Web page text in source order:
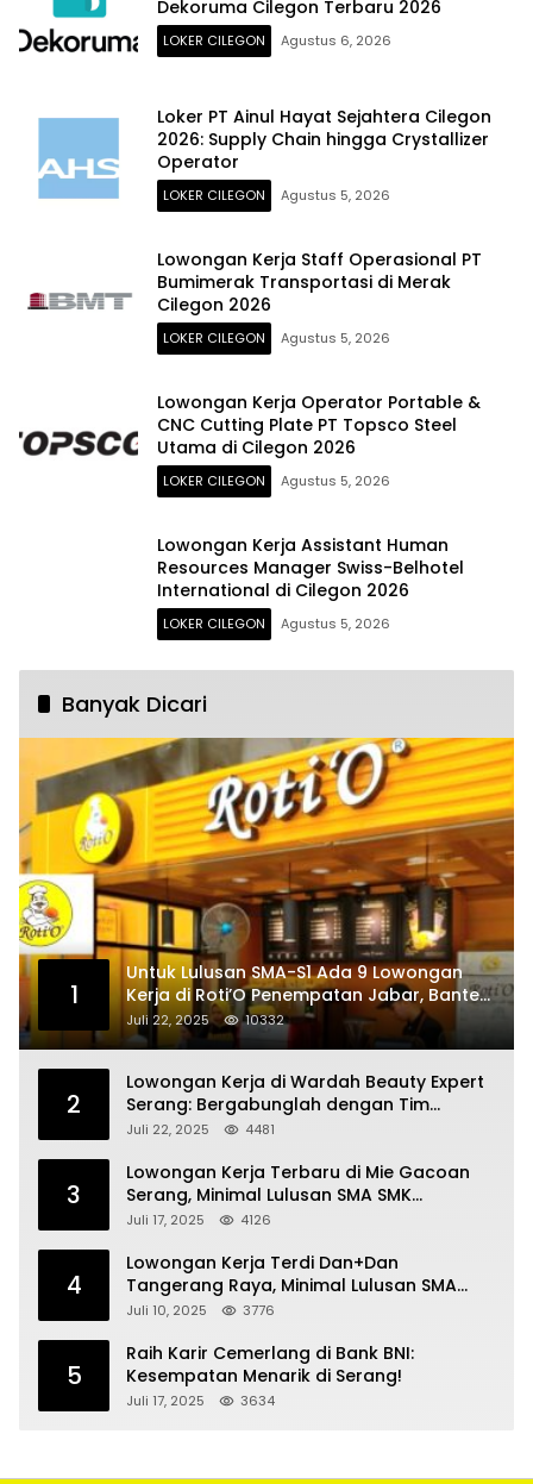
Dekoruma Cilegon Terbaru 2026
LOKER CILEGON Agustus 6, 2026
Loker PT Ainul Hayat Sejahtera Cilegon
2026: Supply Chain hingga Crystallizer
Operator
LOKER CILEGON Agustus 5, 2026
Lowongan Kerja Staff Operasional PT
Bumimerak Transportasi di Merak
Cilegon 2026
LOKER CILEGON Agustus 5, 2026
Lowongan Kerja Operator Portable &
CNC Cutting Plate PT Topsco Steel
Utama di Cilegon 2026
LOKER CILEGON Agustus 5, 2026
Lowongan Kerja Assistant Human
Resources Manager Swiss-Belhotel
International di Cilegon 2026
LOKER CILEGON Agustus 5, 2026
Banyak Dicari
1
Untuk Lulusan SMA-S1 Ada 9 Lowongan
Kerja di Roti’O Penempatan Jabar, Banten
dan Jakarta
Juli 22, 2025 10332
2
Lowongan Kerja di Wardah Beauty Expert
Serang: Bergabunglah dengan Tim
Kecantikan
Juli 22, 2025 4481
3
Lowongan Kerja Terbaru di Mie Gacoan
Serang, Minimal Lulusan SMA SMK
Sederajat
Juli 17, 2025 4126
4
Lowongan Kerja Terdi Dan+Dan
Tangerang Raya, Minimal Lulusan SMA
SMK
Juli 10, 2025 3776
5
Raih Karir Cemerlang di Bank BNI:
Kesempatan Menarik di Serang!
Juli 17, 2025 3634